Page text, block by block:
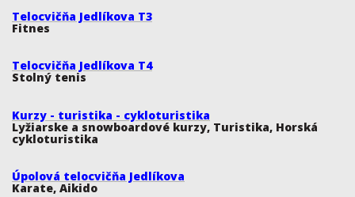
Telocvičňa Jedlíkova T3
Fitnes
Telocvičňa Jedlíkova T4
Stolný tenis
Kurzy - turistika - cykloturistika
Lyžiarske a snowboardové kurzy, Turistika, Horská
cykloturistika
Úpolová telocvičňa Jedlíkova
Karate, Aikido